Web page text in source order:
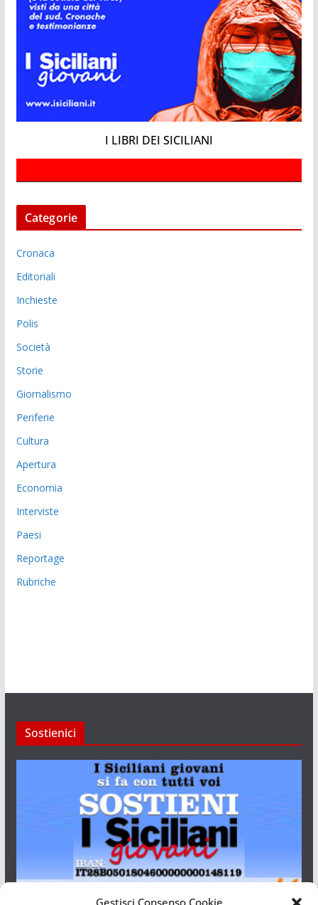
Gestisci Consenso Cookie
I LIBRI DEI SICILIANI
Categorie
Cronaca
Editoriali
Inchieste
Polis
Società
Storie
Giornalismo
Periferie
Cultura
Apertura
Economia
Interviste
Paesi
Reportage
Rubriche
Sostienici